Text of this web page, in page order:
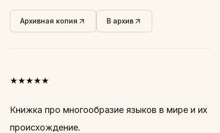
Архивная копия В архив
★★★★★
Книжка про многообразие языков в мире и их
происхождение.